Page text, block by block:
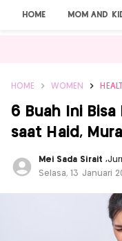
HOME MOM AND
HOME WOMEN
6 Buah Ini
saat Haid,
Mei Sada Sirait ,
Selasa, 13 Januari